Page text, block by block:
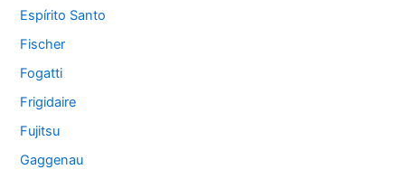
Espírito Santo
Fischer
Fogatti
Frigidaire
Fujitsu
Gaggenau